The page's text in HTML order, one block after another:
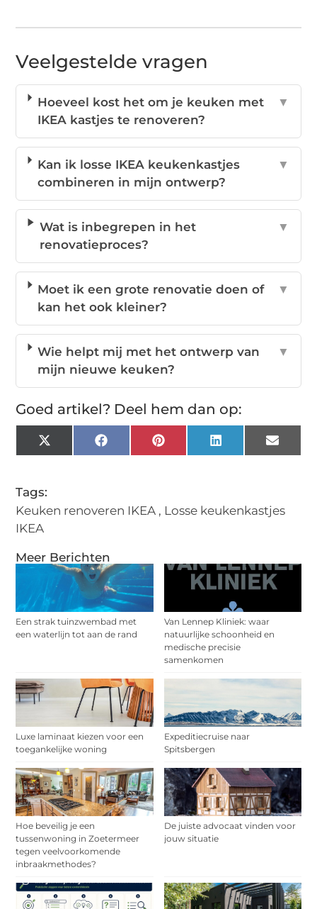
Meer Berichten
Een strak tuinzwembad met
een waterlijn tot aan de rand
Van Lennep Kliniek: waar
natuurlijke schoonheid en
medische precisie
samenkomen
Luxe laminaat kiezen voor een
toegankelijke woning
Expeditiecruise naar
Spitsbergen
Hoe beveilig je een
tussenwoning in Zoetermeer
tegen veelvoorkomende
inbraakmethodes?
De juiste advocaat vinden voor
jouw situatie
Veelgestelde vragen
Hoeveel kost het om je keuken met
IKEA kastjes te renoveren?
▼
Kan ik losse IKEA keukenkastjes
combineren in mijn ontwerp?
▼
Wat is inbegrepen in het
renovatieproces?
▼
Moet ik een grote renovatie doen of
kan het ook kleiner?
▼
Wie helpt mij met het ontwerp van
mijn nieuwe keuken?
▼
Goed artikel? Deel hem dan op:
X
(Twitter)
FacebookPinterestLinkedInEmail
Tags:
Keuken renoveren IKEA , Losse keukenkastjes
IKEA